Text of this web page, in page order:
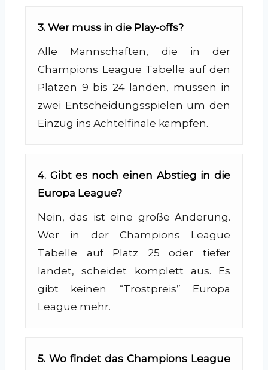
3. Wer muss in die Play-offs?
Alle Mannschaften, die in der
Champions League Tabelle auf den
Plätzen 9 bis 24 landen, müssen in
zwei Entscheidungsspielen um den
Einzug ins Achtelfinale kämpfen.
4. Gibt es noch einen Abstieg in die
Europa League?
Nein, das ist eine große Änderung.
Wer in der Champions League
Tabelle auf Platz 25 oder tiefer
landet, scheidet komplett aus. Es
gibt keinen “Trostpreis” Europa
League mehr.
5. Wo findet das Champions League